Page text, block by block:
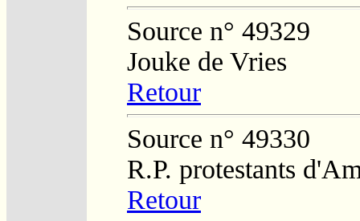
Source n° 49329
Jouke de Vries
Retour
Source n° 49330
R.P. protestants
Retour